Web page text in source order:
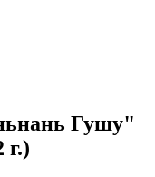
Гушу"